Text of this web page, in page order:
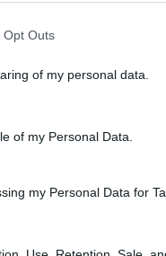
Opt Outs
of my personal data.
of my Personal Data.
my Personal Data for
aduaneiros, a
com o
permitir a
e controlo de
a ligação de
de uma